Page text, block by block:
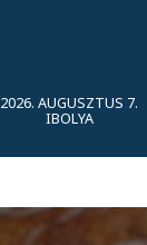
2026. AUGUSZTUS 7.
IBOLYA